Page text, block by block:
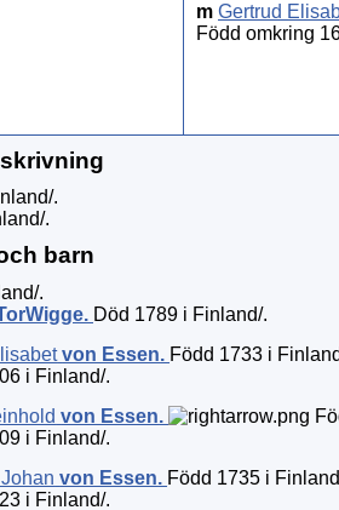
m Gertrud
Född omkring
.
.
barn
.
. Död 1789 i Finland/.
von Essen. Född 1733 i
i Finland/.
von Essen.
i Finland/.
von Essen. Född 1735 i
i Finland/.